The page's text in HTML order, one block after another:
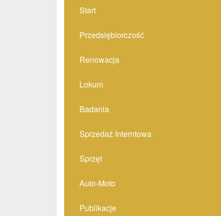
Start
Przedsiębiorczość
Renowacja
Lokum
Badania
Sprzedaż Interntowa
Sprzęt
Auto-Moto
Publikacje